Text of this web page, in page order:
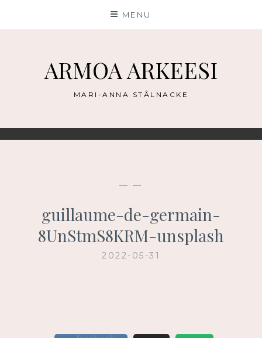
MENU
ARMOA ARKEESI
MARI-ANNA STÅLNACKE
— —
guillaume-de-germain-
8UnStmS8KRM-unsplash
2022-05-31